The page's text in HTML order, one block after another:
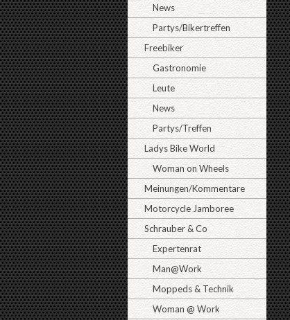
News
Partys/Bikertreffen
Freebiker
Gastronomie
Leute
News
Partys/Treffen
Ladys Bike World
Woman on Wheels
Meinungen/Kommentare
Motorcycle Jamboree
Schrauber & Co
Expertenrat
Man@Work
Moppeds & Technik
Woman @ Work